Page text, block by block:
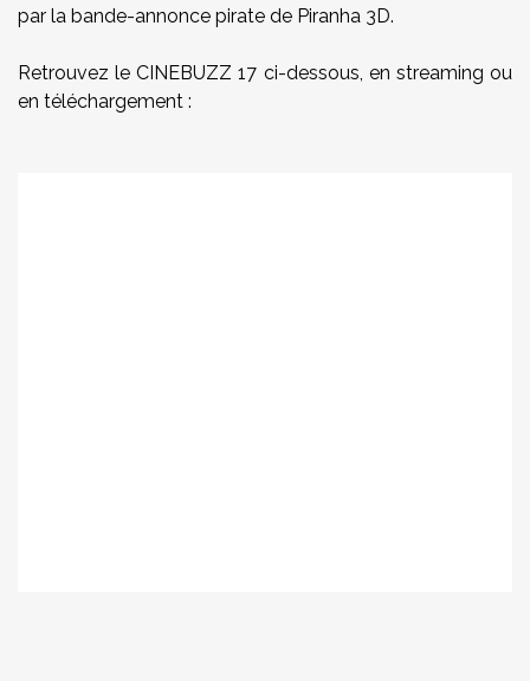
par la bande-annonce pirate de Piranha 3D.
Retrouvez le CINEBUZZ 17 ci-dessous, en streaming ou
en téléchargement :